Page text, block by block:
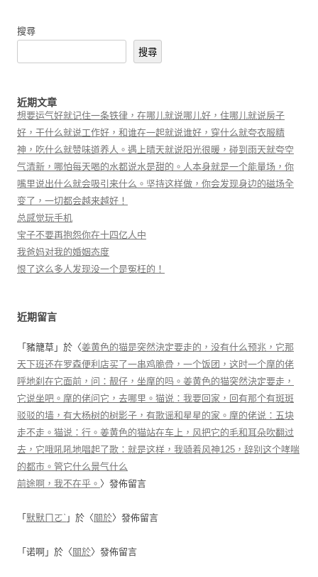
搜尋
搜尋
近期文章
想要运气好就记住一条铁律，在哪儿就说哪儿好，住哪儿就说房子
好，干什么就说工作好，和谁在一起就说谁好，穿什么就夸衣服精
神，吃什么就赞味道养人。遇上晴天就说阳光很暖，碰到雨天就夸空
气清新，哪怕每天喝的水都说水是甜的。人本身就是一个能量场，你
嘴里说出什么就会吸引来什么。坚持这样做，你会发现身边的磁场全
变了，一切都会越来越好！
总感觉玩手机
宝子不要再抱怨你在十四亿人中
我爸妈对我的婚姻态度
恨了这么多人发现没一个是冤枉的！
近期留言
「豬籠草 」於〈姜黄色的猫是突然決定要走的，没有什么预兆，它那
天下班还在罗森便利店买了一串鸡脆骨，一个饭团，这时一个摩的佬
呼地刹在它面前，问：靓仔，坐摩的吗。姜黄色的猫突然決定要走，
它说坐吧。摩的佬问它，去哪里。猫说：我要回家，回有那个有斑斑
驳驳的墙，有大杨树的树影子，有歌谣和星星的家。摩的佬说：五块
走不走。猫说：行。姜黄色的猫站在车上，风把它的毛和耳朵吹翻过
去，它哦吼吼地唱起了歌：就是这样，我骑着风神125，辞别这个哮喘
的都市。管它什么景气什么
前途啊，我不在乎。 〉發佈留言
「默默ㄇㄛˋ 」於〈關於〉發佈留言
「诺啊 」於〈關於〉發佈留言